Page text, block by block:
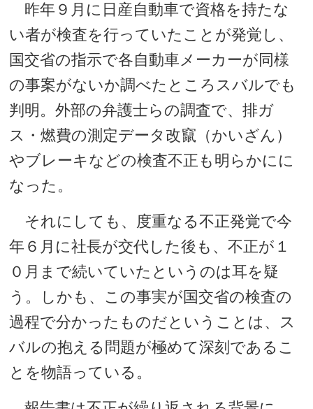
昨年９月に日産自動車で資格を持たな
い者が検査を行っていたことが発覚し、
国交省の指示で各自動車メーカーが同様
の事案がないか調べたところスバルでも
判明。外部の弁護士らの調査で、排ガ
ス・燃費の測定データ改竄（かいざん）
やブレーキなどの検査不正も明らかにに
なった。
それにしても、度重なる不正発覚で今
年６月に社長が交代した後も、不正が１
０月まで続いていたというのは耳を疑
う。しかも、この事実が国交省の検査の
過程で分かったものだということは、ス
バルの抱える問題が極めて深刻であるこ
とを物語っている。